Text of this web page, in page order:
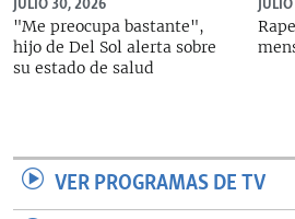
"Me preocupa bastante",
hijo de Del Sol alerta sobre
su estado de salud
VER PROGRAMAS DE TV